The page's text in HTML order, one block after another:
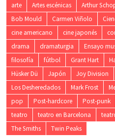
arte Artes escénicas Arthur
Bob Mould
Carmen Viñolo
cine americano
cine japonés
drama
dramaturgia Ensayo
filosofía
fútbol Grant Hart
Hüsker Dü
Japón Joy Division
Los Desheredados
Mark Frost
pop
Post-hardcore Post-punk
teatro
teatro en Barcelona
The Smiths
Twin Peaks